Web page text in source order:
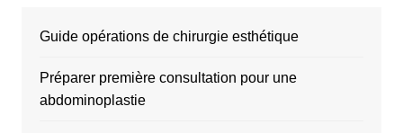
Guide opérations de chirurgie esthétique
Préparer première consultation pour une
abdominoplastie